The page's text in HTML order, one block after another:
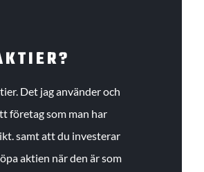
Det jag använder och
företag som man har
samt att du investerar
aktien när den är som